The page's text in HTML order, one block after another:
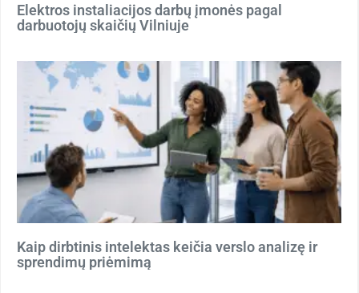
Elektros instaliacijos darbų įmonės pagal
darbuotojų skaičių Vilniuje
Kaip dirbtinis intelektas keičia verslo analizę ir
sprendimų priėmimą